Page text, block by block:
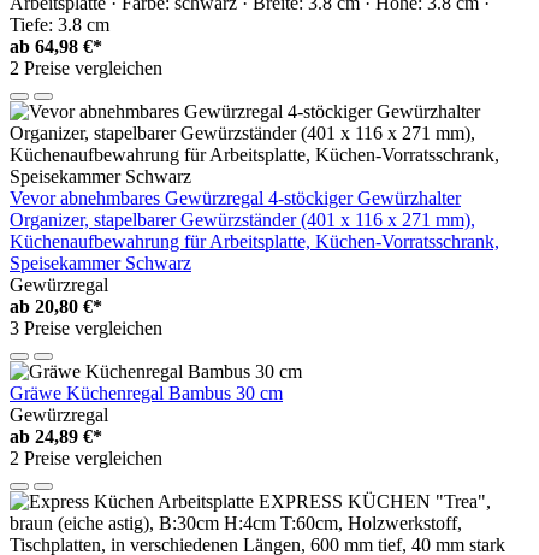
Tiefe: 3.8 cm
ab 64,98 €*
2 Preise vergleichen
Vevor abnehmbares Gewürzregal 4-stöckiger Gewürzhalter
Organizer, stapelbarer Gewürzständer (401 x 116 x 271 mm),
Küchenaufbewahrung für Arbeitsplatte, Küchen-Vorratsschrank,
Speisekammer Schwarz
Gewürzregal
ab 20,80 €*
3 Preise vergleichen
Gräwe Küchenregal Bambus 30 cm
Gewürzregal
ab 24,89 €*
2 Preise vergleichen